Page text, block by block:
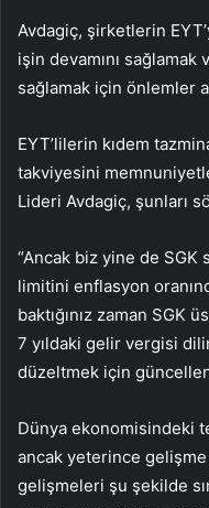
Avdagiç, şirketlerin
işin devamını
sağlamak için önlemler
EYT’lilerin kıdem
takviyesini
Lideri Avdagiç, şunları
“Ancak biz yine de
limitini enflasyon
baktığınız zaman SGK
7 yıldaki gelir vergisi
düzeltmek için
Dünya ekonomisindeki
ancak yeterince
gelişmeleri şu şekilde